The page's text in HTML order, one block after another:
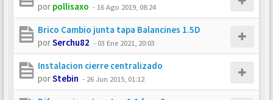
por pollisaxo - 16 Ago 2019, 08:24
Brico Cambio junta tapa Balancines 1.5D
porSerchu82 - 03 Ene 2021, 20:03
Instalacion cierre centralizado
porStebin - 26 Jun 2015, 01:12